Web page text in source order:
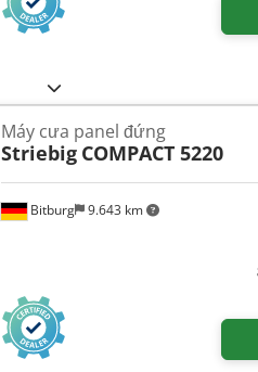
Bitburg 9.643 km
Máy cưa panel đứng
Striebig COMPACT 5220